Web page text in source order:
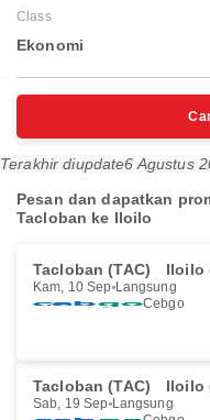
Class
Ekonomi
Terakhir diupdate6 Agustus
Pesan dan dapatkan
Tacloban ke Iloilo
Tacloban (TAC) Iloilo
Kam, 10 Sep Langsung
Cebgo
Tacloban (TAC) Iloilo
Sab, 19 Sep Langsung